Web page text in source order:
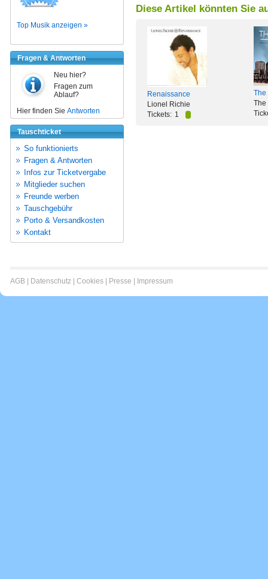
Top Musik anzeigen »
Fragen & Antworten
Neu hier?
Fragen zum
Ablauf?
Hier finden Sie Antworten
Tauschticket
So funktionierts
Fragen & Antworten
Infos zur Ticketvergabe
Mitglieder suchen
Freunde werben
Tauschgebühr
Porto & Versandkosten
Kontakt
Diese Artikel könnten Sie
Renaissance
Lionel Richie
Tickets: 1
The
The
AGB Datenschutz Cookies Presse Impressum